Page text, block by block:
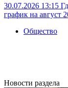
30.07.2026 13:15
график на август
Общество
Новости раздела